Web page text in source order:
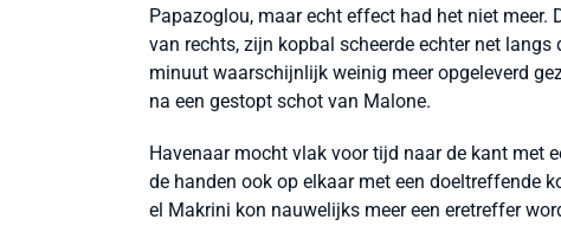
Papazoglou, maar echt effect had het niet meer.
van rechts, zijn kopbal scheerde echter net
minuut waarschijnlijk weinig meer opgeleverd
na een gestopt schot van Malone.
Havenaar mocht vlak voor tijd naar de kant met
de handen ook op elkaar met een doeltreffende
el Makrini kon nauwelijks meer een eretreffer